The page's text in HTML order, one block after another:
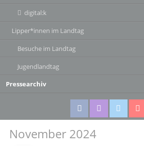
digital:k
Lipper*innen im Landtag
Besuche im Landtag
Jugendlandtag
Pressearchiv
FacebookInstagram
November 2024